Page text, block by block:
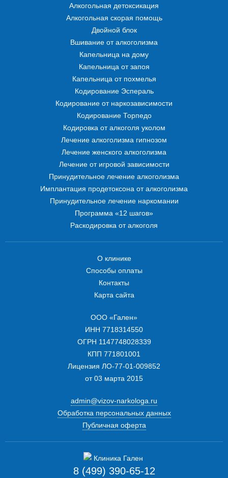
8 (499) 390-65-12
Алкогольная детоксикация
Алкогольная скорая помощь
Двойной блок
Вшивание от алкоголизма
Капельница на дому
Капельница от запоя
Капельница от похмелья
Кодирование Эспераль
Кодирование от наркозависимости
Кодирование Торпедо
Кодировка от алкоголя уколом
Лечение алкоголизма гипнозом
Лечение женского алкоголизма
Лечение от игровой зависимости
Принудительное лечение алкоголизма
Имплантация продетоксона от алкоголизма
Принудительное лечение наркомании
Программа «12 шагов»
Раскодировка от алкоголя
О клинике
Способы оплаты
Контакты
Карта сайта
ООО «Гален»
ИНН 7718314550
ОГРН 1147748028339
КПП 771801001
Лицензия ЛО-77-01-009852
от 03 марта 2015
admin@vizov-narkologa.ru
Обработка персональных данных
Публичная оферта